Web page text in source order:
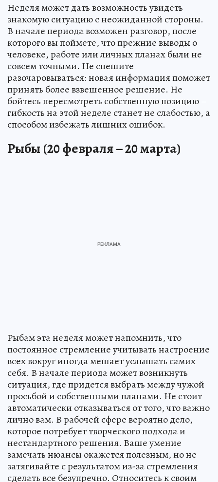
Неделя может дать возможность увидеть
знакомую ситуацию с неожиданной стороны.
В начале периода возможен разговор, после
которого вы поймете, что прежние выводы о
человеке, работе или личных планах были не
совсем точными. Не спешите
разочаровываться: новая информация поможет
принять более взвешенное решение. Не
бойтесь пересмотреть собственную позицию –
гибкость на этой неделе станет не слабостью, а
способом избежать лишних ошибок.
Рыбы (20 февраля – 20 марта)
Рыбам эта неделя может напомнить, что
постоянное стремление учитывать настроение
всех вокруг иногда мешает услышать самих
себя. В начале периода может возникнуть
ситуация, где придется выбрать между чужой
просьбой и собственными планами. Не стоит
автоматически отказываться от того, что важно
лично вам. В рабочей сфере вероятно дело,
которое потребует творческого подхода и
нестандартного решения. Ваше умение
замечать нюансы окажется полезным, но не
затягивайте с результатом из-за стремления
сделать все безупречно. Относитесь к своим